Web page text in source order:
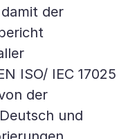
der
ISO/ IEC 17025
der
und